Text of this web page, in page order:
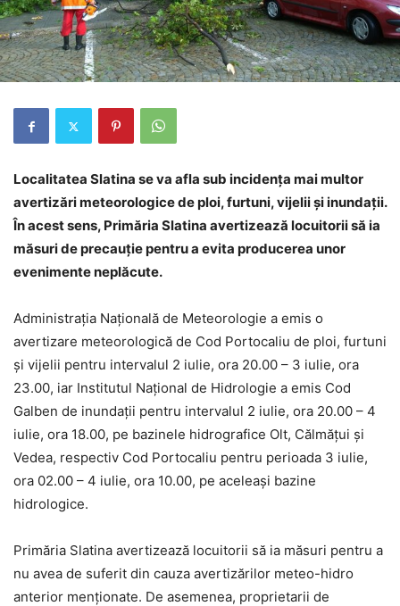
Localitatea Slatina se va afla sub incidența mai multor
avertizări meteorologice de ploi, furtuni, vijelii și inundații.
În acest sens, Primăria Slatina avertizează locuitorii să ia
măsuri de precauție pentru a evita producerea unor
evenimente neplăcute.
Administrația Națională de Meteorologie a emis o
avertizare meteorologică de Cod Portocaliu de ploi, furtuni
și vijelii pentru intervalul 2 iulie, ora 20.00 – 3 iulie, ora
23.00, iar Institutul Național de Hidrologie a emis Cod
Galben de inundații pentru intervalul 2 iulie, ora 20.00 – 4
iulie, ora 18.00, pe bazinele hidrografice Olt, Călmățui și
Vedea, respectiv Cod Portocaliu pentru perioada 3 iulie,
ora 02.00 – 4 iulie, ora 10.00, pe aceleași bazine
hidrologice.
Primăria Slatina avertizează locuitorii să ia măsuri pentru a
nu avea de suferit din cauza avertizărilor meteo-hidro
anterior menționate. De asemenea, proprietarii de